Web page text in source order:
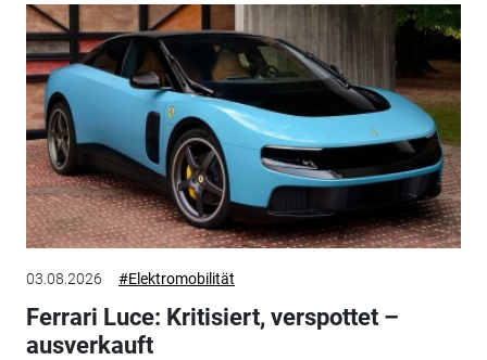
03.08.2026 #Elektromobilität
Ferrari Luce: Kritisiert, verspottet –
ausverkauft